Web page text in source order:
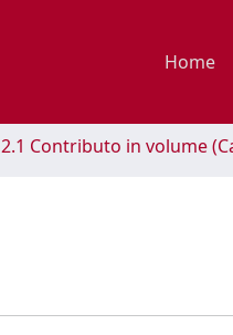
Home
2.1 Contributo in volume